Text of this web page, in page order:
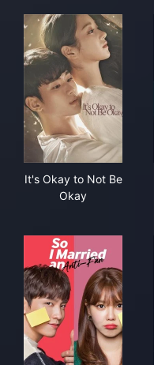
It's Okay to Not Be
Okay